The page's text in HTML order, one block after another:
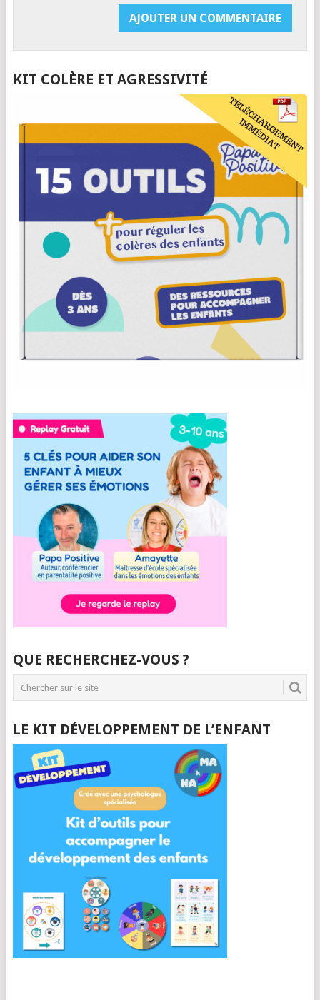
KIT COLÈRE ET AGRESSIVITÉ
QUE RECHERCHEZ-VOUS ?
LE KIT DÉVELOPPEMENT DE L’ENFANT